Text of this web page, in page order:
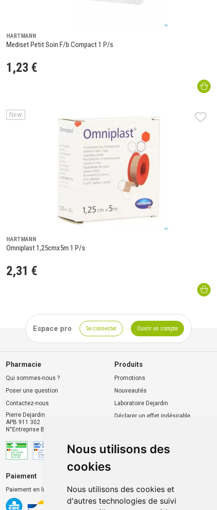
Nous utilisons des
cookies
Nous utilisons des cookies et
d'autres technologies de suivi
HARTMANN
Mediset Petit Soin F/b Compact 1 P/s
1 ,23 €
New
HARTMANN
Omniplast 1,25cmx5m 1 P/s
2,31 €
Espace pro Se connecter Ouvrir un compte
Pharmacie
Qui sommes-nous ?
Poser une question
Contactez-nous
Pierre Dejardin
APB 911 302
N°Entreprise BE0446.901.764
Produits
Promotions
Nouveautés
Laboratoire Dejardin
Déclarer un effet indésirable
Paiement
Paiement en ligne 100% sécurisé
Livraison chez vous
Livraison dans un Point